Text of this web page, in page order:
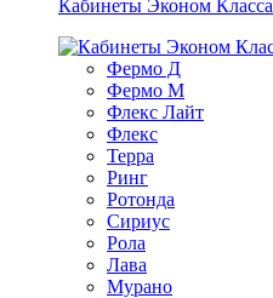
Кабинеты Эконом Класса
Фермо Д
Фермо М
Флекс Лайт
Флекс
Терра
Ринг
Ротонда
Сириус
Рола
Лава
Мурано